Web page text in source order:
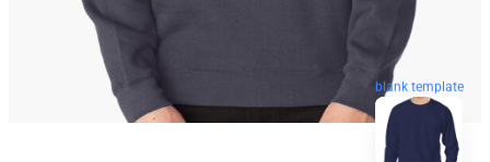
blank template